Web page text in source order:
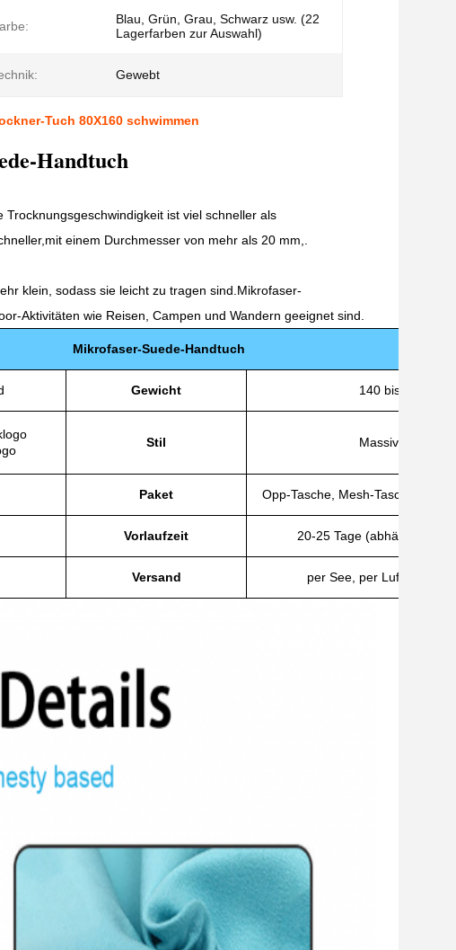
Blau, Grün, Grau, Schwarz usw. (22
Lagerfarben zur Auswahl)
Gewebt
Tuch 80X160 schwimmen
Handtuch
ist viel schneller als
einem Durchmesser von mehr als 20 mm,.
klein, sodass sie leicht zu tragen sind.Mikrofaser-
Aktivitäten wie Reisen, Campen und Wandern geeignet sind.
Mikrofaser-Suede-Handtuch
Gewicht 140 bis 300GSM
Stil Massiv, gedruckt
Paket Opp-Tasche, Mesh-Tasche oder
Vorlaufzeit 20-25 Tage (abhängig von
Versand per See, per Luft, per